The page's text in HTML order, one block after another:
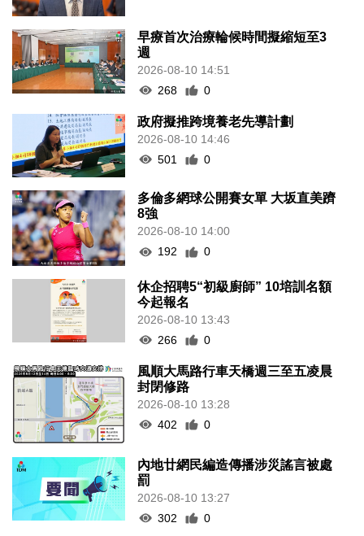
早療首次治療輪候時間擬縮短至3
週
2026-08-10 14:51
268
0
政府擬推跨境養老先導計劃
2026-08-10 14:46
501
0
多倫多網球公開賽女單 大坂直美躋
8強
2026-08-10 14:00
192
0
休企招聘5“初級廚師” 10培訓名額
今起報名
2026-08-10 13:43
266
0
風順大馬路行車天橋週三至五凌晨
封閉修路
2026-08-10 13:28
402
0
內地廿網民編造傳播涉災謠言被處
罰
2026-08-10 13:27
302
0